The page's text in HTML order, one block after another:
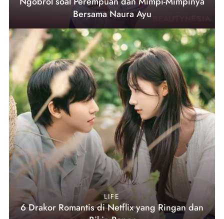
Bersama Naura Ayu
LIFE
6 Drakor Romantis di Netflix yang Ringan dan